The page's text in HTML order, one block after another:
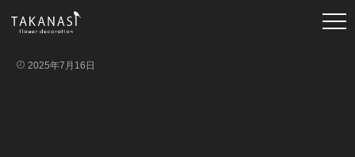
2025年7月16日